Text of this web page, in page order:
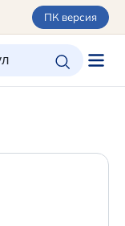
ПК версия
КОРЗИНА